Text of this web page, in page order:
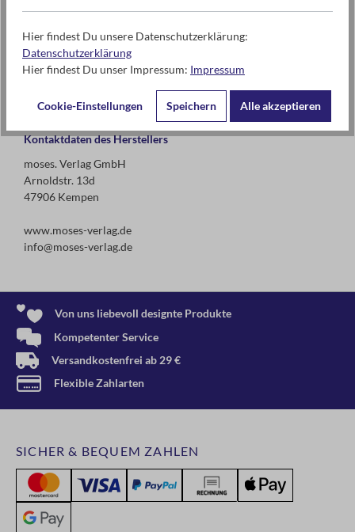
Warnhinweise und weitere Hinweise
Ladenpreis.
Kontaktdaten des Herstellers
moses. Verlag GmbH
Arnoldstr. 13d
47906 Kempen
www.moses-verlag.de
info@moses-verlag.de
Von uns liebevoll designte Produkte
Kompetenter Service
Versandkostenfrei ab 29 €
Flexible Zahlarten
SICHER & BEQUEM ZAHLEN
Hier findest Du unsere Datenschutzerklärung:
Datenschutzerklärung
Hier findest Du unser Impressum: Impressum
Cookie-Einstellungen Speichern Alle akzeptieren